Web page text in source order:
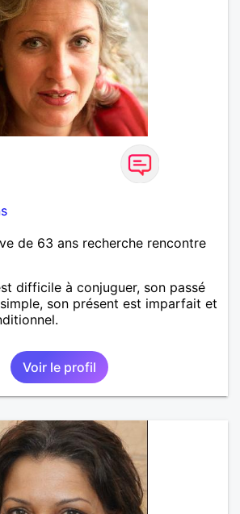
de 63 ans recherche rencontre
difficile à conjuguer, son passé
son présent est imparfait et
Voir le profil